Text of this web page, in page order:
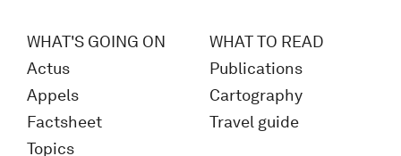
WHAT'S GOING ON
Actus
Appels
Factsheet
Topics
WHAT TO READ
Publications
Cartography
Travel guide